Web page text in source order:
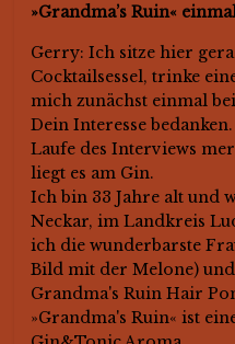
»Grandma’s Ruin«
Gerry: Ich sitze hier
Cocktailsessel, trinke
mich zunächst einmal
Dein Interesse
Laufe des Interviews
liegt es am Gin.
Ich bin 33 Jahre alt und
Neckar, im Landkreis
ich die wunderbarste
Bild mit der Melone)
Grandma's Ruin Hair
»Grandma's Ruin« ist